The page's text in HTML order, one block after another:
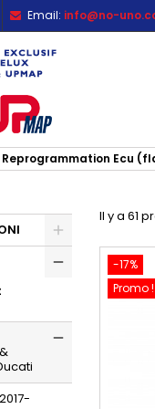
Email: info@no-
Reprogrammation Ecu
Il y a 61
-17%
Promo !